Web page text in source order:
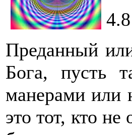
4.8
Преданный
Бога, пусть
манерами или
это тот, кто